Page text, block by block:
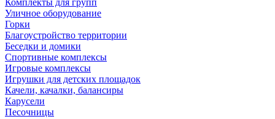
Комплекты для групп
Уличное оборудование
Горки
Благоустройство территории
Беседки и домики
Спортивные комплексы
Игровые комплексы
Игрушки для детских площадок
Качели, качалки, балансиры
Карусели
Песочницы